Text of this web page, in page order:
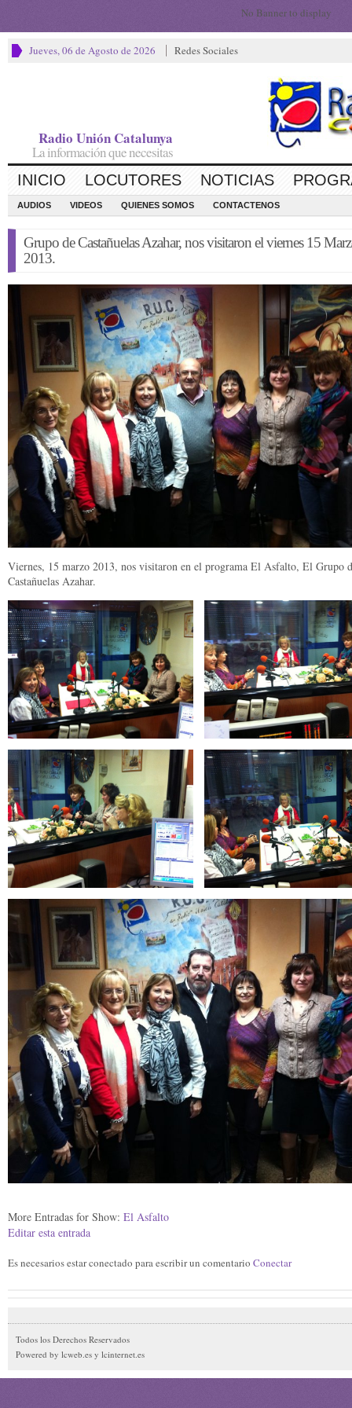
No Banner to display
Jueves, 06 de Agosto de 2026 Redes Sociales
Radio Unión Catalunya
La información que necesitas
INICIO LOCUTORES NOTICIAS
AUDIOS VIDEOS QUIENES SOMOS CONTACTENOS
Grupo de Castañuelas Azahar, nos visitaron el viernes 15
2013.
Viernes, 15 marzo 2013, nos visitaron en el programa El Asfalto, El Grupo
Castañuelas Azahar.
More Entradas for Show: El Asfalto
Editar esta entrada
Es necesarios estar conectado para escribir un comentario Conectar
Todos los Derechos Reservados
Powered by lcweb.es y lcinternet.es